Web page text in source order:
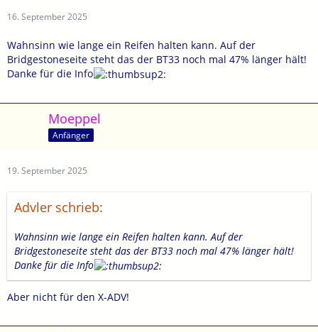
16. September 2025
Wahnsinn wie lange ein Reifen halten kann. Auf der
Bridgestoneseite steht das der BT33 noch mal 47% länger hält!
Danke für die Info
Moeppel
Anfänger
19. September 2025
Advler schrieb:
Wahnsinn wie lange ein Reifen halten kann. Auf der
Bridgestoneseite steht das der BT33 noch mal 47% länger hält!
Danke für die Info
Aber nicht für den X-ADV!